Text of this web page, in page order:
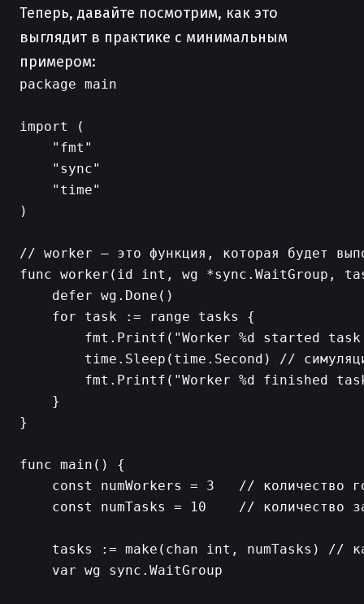
Теперь, давайте посмотрим, как это
выглядит в практике с минимальным
примером:
package main
import (
    "fmt"
    "sync"
    "time"
)
// worker — это функция, которая будет
func worker(id int, wg *sync.WaitGroup,
    defer wg.Done()
    for task := range tasks {
fmt.Printf("Worker %d started
time.Sleep(time.Second) //
fmt.Printf("Worker %d finished
    }
}
func main() {
const numWorkers = 3   // количество
const numTasks = 10    // количество
tasks := make(chan int, numTasks) //
    var wg sync.WaitGroup